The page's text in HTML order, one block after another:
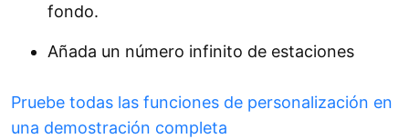
fondo.
Añada un número infinito de estaciones
Pruebe todas las funciones de personalización en
una demostración completa